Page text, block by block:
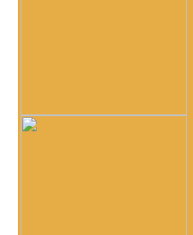
kết này. Mong một ngày sẽ
có cây phả hệ để mọi con